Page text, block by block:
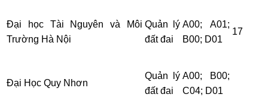
Đại học Tài Nguyên và Môi
Trường Hà Nội
Quản lý
đất đai
A00; A01;
B00; D01
17
Đại Học Quy Nhơn
Quản lý
đất đai
A00; B00;
C04; D01